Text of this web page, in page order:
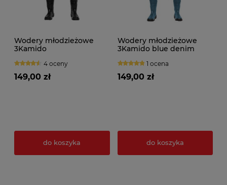
Wodery młodzieżowe
3Kamido
4 oceny
149,00 zł
do koszyka
Wodery młodzieżowe
3Kamido blue denim
1 ocena
149,00 zł
do koszyka